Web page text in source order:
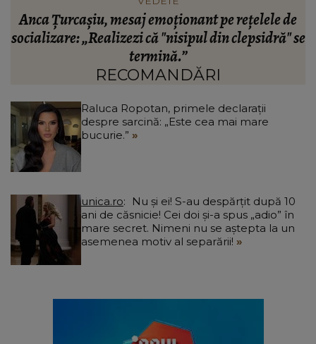
Anca Țurcașiu, mesaj emoționant pe rețelele de
socializare: „Realizezi că "nisipul din clepsidră" se
termină.”
RECOMANDĂRI
Raluca Ropotan, primele declarații
despre sarcină: „Este cea mai mare
bucurie.”
unica.ro
ani de căsnicie! Cei doi și-a spus „adio” în
mare secret. Nimeni nu se aștepta la un
asemenea motiv al separării!